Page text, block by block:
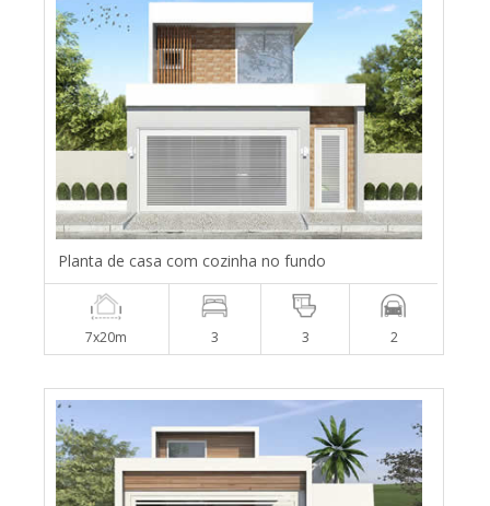
Planta de casa com cozinha no fundo
7x20m 3 3 2